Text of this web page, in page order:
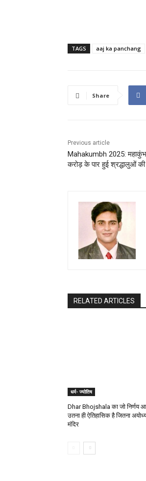
TAGS aaj ka panchang
Share
Previous article
Mahakumbh 2025: महाकुंभ
करोड़ के पार हुई श्रद्धालुओं
RELATED ARTICLES
धर्म- ज्योतिष
Dhar Bhojshala का जो निर्णय
उतना ही ऐतिहासिक है जितना
मंदिर